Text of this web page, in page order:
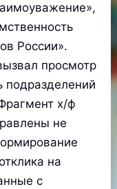
России».
просмотр
подразделений
х/ф
не
на
с